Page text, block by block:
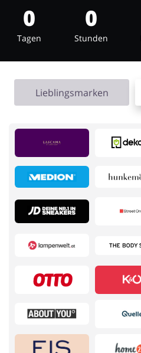
Sport & Hobby
Blumen & Geschenke
Elektronik
0
Tagen
0
Stunden
Lieblingsmarken